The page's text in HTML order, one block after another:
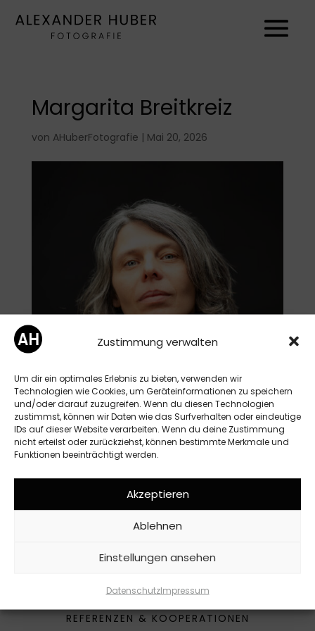
Zustimmung verwalten
Um dir ein optimales Erlebnis zu bieten, verwenden wir
Technologien wie Cookies, um Geräteinformationen zu speichern
und/oder darauf zuzugreifen. Wenn du diesen Technologien
zustimmst, können wir Daten wie das Surfverhalten oder eindeutige
IDs auf dieser Website verarbeiten. Wenn du deine Zustimmung
nicht erteilst oder zurückziehst, können bestimmte Merkmale und
Funktionen beeinträchtigt werden.
Akzeptieren
Ablehnen
Einstellungen ansehen
DatenschutzImpressum
Margarita Breitkreiz
von AHuberFotografie | Mai 20, 2026
REFERENZEN & KOOPERATIONEN